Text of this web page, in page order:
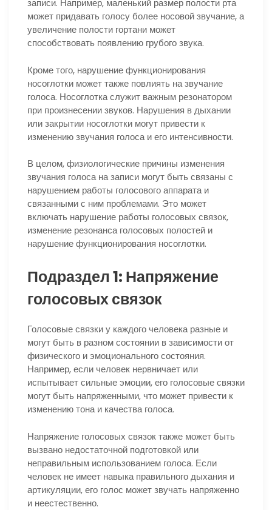
записи. Например, маленький размер полости рта
может придавать голосу более носовой звучание, а
увеличение полости гортани может
способствовать появлению грубого звука.
Кроме того, нарушение функционирования
носоглотки может также повлиять на звучание
голоса. Носоглотка служит важным резонатором
при произнесении звуков. Нарушения в дыхании
или закрытии носоглотки могут привести к
изменению звучания голоса и его интенсивности.
В целом, физиологические причины изменения
звучания голоса на записи могут быть связаны с
нарушением работы голосового аппарата и
связанными с ним проблемами. Это может
включать нарушение работы голосовых связок,
изменение резонанса голосовых полостей и
нарушение функционирования носоглотки.
Подраздел 1: Напряжение
голосовых связок
Голосовые связки у каждого человека разные и
могут быть в разном состоянии в зависимости от
физического и эмоционального состояния.
Например, если человек нервничает или
испытывает сильные эмоции, его голосовые связки
могут быть напряженными, что может привести к
изменению тона и качества голоса.
Напряжение голосовых связок также может быть
вызвано недостаточной подготовкой или
неправильным использованием голоса. Если
человек не имеет навыка правильного дыхания и
артикуляции, его голос может звучать напряженно
и неестественно.